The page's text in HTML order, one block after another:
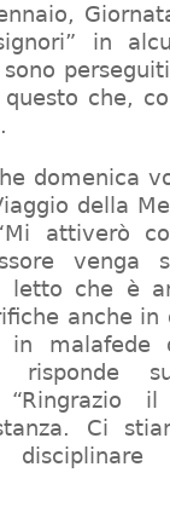
in
che,
domenica
della
attiverò
venga
letto che è
anche in
in malafede
risponde
Ci